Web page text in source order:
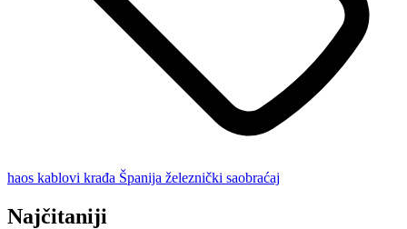
haos kablovi krađa Španija železnički saobraćaj
Najčitaniji